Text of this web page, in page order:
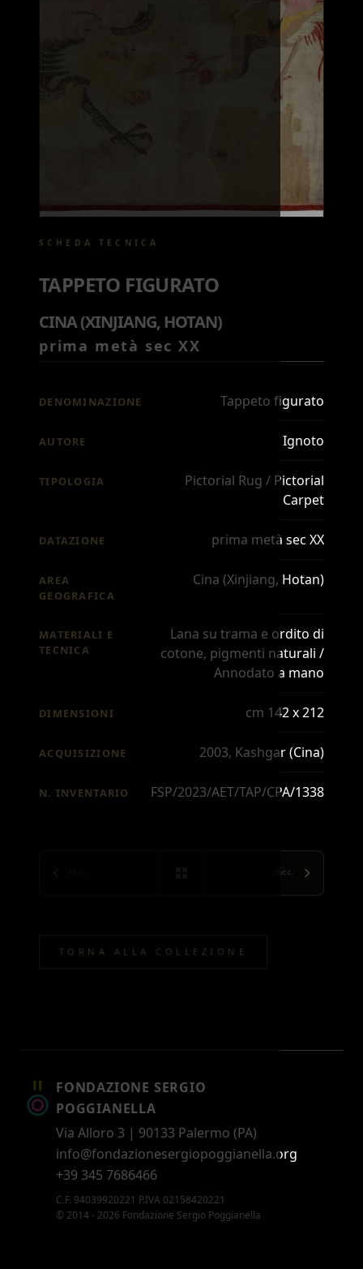
SCHEDA TECNICA
TAPPETO FIGURATO
CINA (XINJIANG, HOTAN)
prima metà sec XX
DENOMINAZIONE Tappeto figurato
AUTORE Ignoto
TIPOLOGIA
Pictorial Rug / Pictorial
Carpet
DATAZIONE prima metà sec XX
AREA
GEOGRAFICA
Cina (Xinjiang, Hotan)
MATERIALI E
TECNICA
Lana su trama e ordito di
cotone, pigmenti naturali /
Annodato a mano
DIMENSIONI cm 142 x 212
ACQUISIZIONE 2003, Kashgar (Cina)
N. INVENTARIO FSP/2023/AET/TAP/CPA/1338
SUCC.
TORNA ALLA COLLEZIONE
FONDAZIONE SERGIO
POGGIANELLA
Via Alloro 3 | 90133 Palermo (PA)
info@fondazionesergiopoggianella.org
+39 345 7686466
C.F. 94039920221 P.IVA 02158420221
© 2014 - 2026 Fondazione Sergio Poggianella